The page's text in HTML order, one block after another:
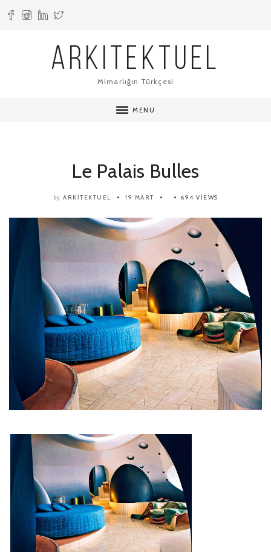
ARKITEKTUEL
Mimarlığın Türkçesi
MENU
Le Palais Bulles
by ARKITEKTUEL 19 MART 694 VIEWS